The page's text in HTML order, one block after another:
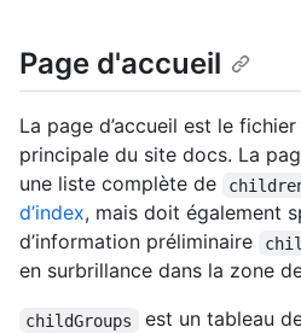
Page d'accueil
La page d’accueil est le
principale du site docs. La
une liste complète de
d’index, mais doit également
d’information préliminaire
en surbrillance dans la zone
childGroups
est un tableau